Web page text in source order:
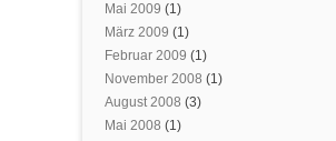
Mai 2009 (1)
März 2009 (1)
Februar 2009 (1)
November 2008 (1)
August 2008 (3)
Mai 2008 (1)